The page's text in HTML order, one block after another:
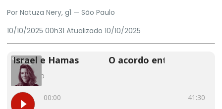
Por Natuza Nery, g1 — São Paulo
10/10/2025 00h31 Atualizado 10/10/2025